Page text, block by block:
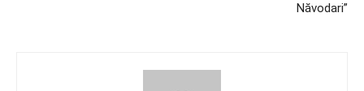
Năvodari”